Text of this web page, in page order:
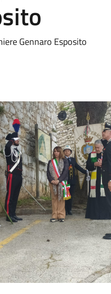
Gennaro Esposito